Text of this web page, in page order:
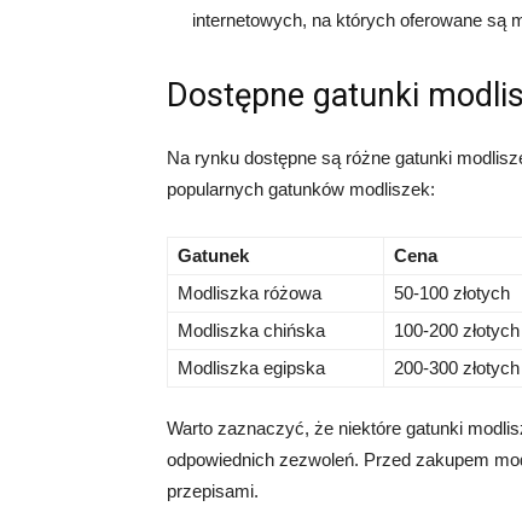
internetowych, na których oferowane są
Dostępne gatunki
Na rynku dostępne są różne gatunki
popularnych gatunków modliszek:
Gatunek Cena
Modliszka różowa
50-100 złotych
Modliszka chińska
100-200 złotych
Modliszka egipska
200-300 złotych
Warto zaznaczyć, że niektóre gatunki
odpowiednich zezwoleń. Przed zakupem
przepisami.